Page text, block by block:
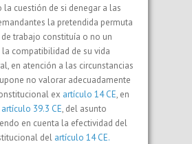
la cuestión de si denegar a las
la pretendida permuta
trabajo constituía o no un
compatibilidad de su vida
en atención a las circunstancias
no valorar adecuadamente
ex artículo 14 CE, en
artículo 39.3 CE, del asunto
en cuenta la efectividad del
del artículo 14 CE.